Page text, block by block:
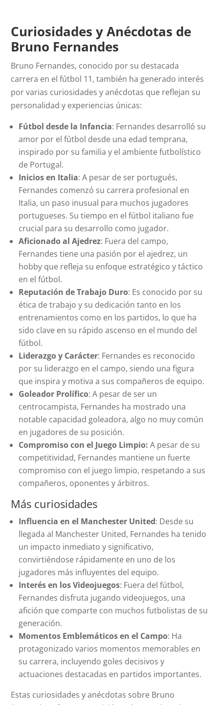
Curiosidades y Anécdotas de
Bruno Fernandes
Bruno Fernandes, conocido por su destacada
carrera en el fútbol 11, también ha generado interés
por varias curiosidades y anécdotas que reflejan su
personalidad y experiencias únicas:
Fútbol desde la Infancia: Fernandes desarrolló su
amor por el fútbol desde una edad temprana,
inspirado por su familia y el ambiente futbolístico
de Portugal.
Inicios en Italia: A pesar de ser portugués,
Fernandes comenzó su carrera profesional en
Italia, un paso inusual para muchos jugadores
portugueses. Su tiempo en el fútbol italiano fue
crucial para su desarrollo como jugador.
Aficionado al Ajedrez: Fuera del campo,
Fernandes tiene una pasión por el ajedrez, un
hobby que refleja su enfoque estratégico y táctico
en el fútbol.
Reputación de Trabajo Duro: Es conocido por su
ética de trabajo y su dedicación tanto en los
entrenamientos como en los partidos, lo que ha
sido clave en su rápido ascenso en el mundo del
fútbol.
Liderazgo y Carácter: Fernandes es reconocido
por su liderazgo en el campo, siendo una figura
que inspira y motiva a sus compañeros de equipo.
Goleador Prolífico: A pesar de ser un
centrocampista, Fernandes ha mostrado una
notable capacidad goleadora, algo no muy común
en jugadores de su posición.
Compromiso con el Juego Limpio: A pesar de su
competitividad, Fernandes mantiene un fuerte
compromiso con el juego limpio, respetando a sus
compañeros, oponentes y árbitros.
Más curiosidades
Influencia en el Manchester United: Desde su
llegada al Manchester United, Fernandes ha tenido
un impacto inmediato y significativo,
convirtiéndose rápidamente en uno de los
jugadores más influyentes del equipo.
Interés en los Videojuegos: Fuera del fútbol,
Fernandes disfruta jugando videojuegos, una
afición que comparte con muchos futbolistas de su
generación.
Momentos Emblemáticos en el Campo: Ha
protagonizado varios momentos memorables en
su carrera, incluyendo goles decisivos y
actuaciones destacadas en partidos importantes.
Estas curiosidades y anécdotas sobre Bruno